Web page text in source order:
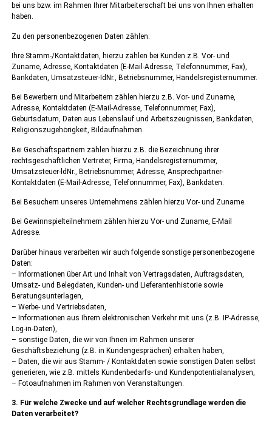
bei uns bzw. im Rahmen Ihrer Mitarbeiterschaft bei uns von Ihnen erhalten
haben.
Zu den personenbezogenen Daten zählen:
Ihre Stamm-/Kontaktdaten, hierzu zählen bei Kunden z.B. Vor- und
Zuname, Adresse, Kontaktdaten (E-Mail-Adresse, Telefonnummer, Fax),
Bankdaten, Umsatzsteuer-IdNr., Betriebsnummer, Handelsregisternummer.
Bei Bewerbern und Mitarbeitern zählen hierzu z.B. Vor- und Zuname,
Adresse, Kontaktdaten (E-Mail-Adresse, Telefonnummer, Fax),
Geburtsdatum, Daten aus Lebenslauf und Arbeitszeugnissen, Bankdaten,
Religionszugehörigkeit, Bildaufnahmen.
Bei Geschäftspartnern zählen hierzu z.B. die Bezeichnung ihrer
rechtsgeschäftlichen Vertreter, Firma, Handelsregisternummer,
Umsatzsteuer-ldNr., Betriebsnummer, Adresse, Ansprechpartner-
Kontaktdaten (E-Mail-Adresse, Telefonnummer, Fax), Bankdaten.
Bei Besuchern unseres Unternehmens zählen hierzu Vor- und Zuname.
Bei Gewinnspielteilnehmern zählen hierzu Vor- und Zuname, E-Mail
Adresse.
Darüber hinaus verarbeiten wir auch folgende sonstige personenbezogene
Daten:
– Informationen über Art und Inhalt von Vertragsdaten, Auftragsdaten,
Umsatz- und Belegdaten, Kunden- und Lieferantenhistorie sowie
Beratungsunterlagen,
– Werbe- und Vertriebsdaten,
– Informationen aus Ihrem elektronischen Verkehr mit uns (z.B. IP-Adresse,
Log-in-Daten),
– sonstige Daten, die wir von Ihnen im Rahmen unserer
Geschäftsbeziehung (z.B. in Kundengesprächen) erhalten haben,
– Daten, die wir aus Stamm- / Kontaktdaten sowie sonstigen Daten selbst
generieren, wie z.B. mittels Kundenbedarfs- und Kundenpotentialanalysen,
– Fotoaufnahmen im Rahmen von Veranstaltungen.
3. Für welche Zwecke und auf welcher Rechtsgrundlage werden die
Daten verarbeitet?